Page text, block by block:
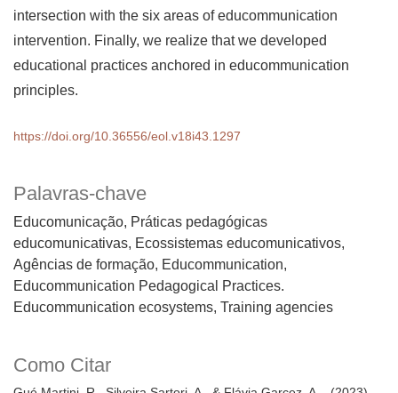
Palavras-chave
Educomunicação, Práticas pedagógicas
educomunicativas, Ecossistemas educomunicativos,
Agências de formação Educommunication,
Educommunication Pedagogical Practices.
Educommunication ecosystems, Training agencies
Como Citar
intersection with the six areas of educommunication
intervention. Finally, we realize that we developed
educational practices anchored in educommunication
principles.
https://doi.org/10.36556/eol.v18i43.1297